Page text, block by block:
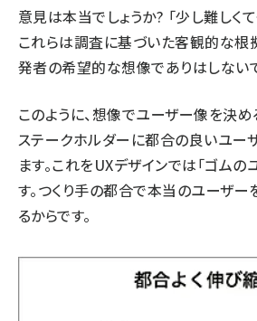
意見は本当でしょうか? 「少し難しく
これらは調査に基づいた客観的な根
発者の希望的な想像でありはしないで
このように、想像でユーザー像を決め
ステークホルダーに都合の良いユー
ます。これをUXデザインでは「ゴムの
す。つくり手の都合で本当のユーザー
るからです。